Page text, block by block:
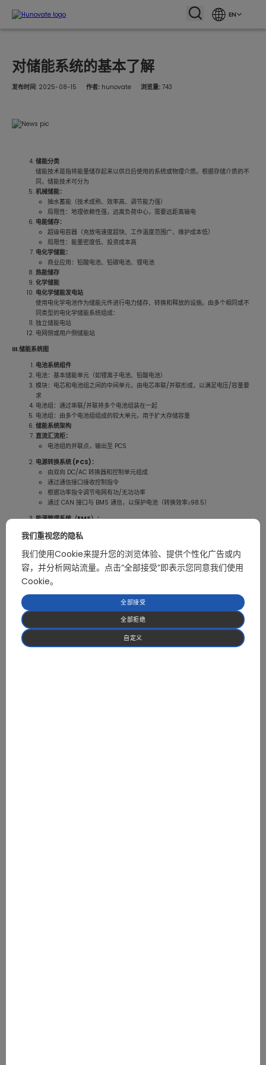
EN
对储能系统的基本了解
发布时间: 2025-08-15 作者: hunovate 浏览量: 743
储能分类
储能技术是指将能量储存起来以供日后使用的系统或物理介质。根据存储介质的不
同，储能技术可分为
机械储能：
抽水蓄能（技术成熟、效率高、调节能力强）
局限性：地理依赖性强，远离负荷中心，需要远距离输电
电能储存：
超级电容器（充放电速度超快、工作温度范围广、维护成本低）
局限性：能量密度低、投资成本高
电化学储能：
商业应用：铅酸电池、铅碳电池、锂电池
热能储存
化学储能
电化学储能发电站
使用电化学电池作为储能元件进行电力储存、转换和释放的设施。由多个相同或不
同类型的电化学储能系统组成：
独立储能电站
电网侧或用户侧储能站
III.储能系统图
电池系统组件
电池：基本储能单元（如锂离子电池、铅酸电池）
模块：电芯和电池组之间的中间单元，由电芯串联/并联形成，以满足电压/容量要
求
电池组：通过串联/并联将多个电池组装在一起
电池组：由多个电池组组成的较大单元，用于扩大存储容量
储能系统架构
直流汇流柜：
电池组的并联点，输出至 PCS
电源转换系统 (PCS)：
由双向 DC/AC 转换器和控制单元组成
通过通信接口接收控制指令
根据功率指令调节电网有功/无功功率
通过 CAN 接口与 BMS 通信，以保护电池（转换效率≥98.5）
能源管理系统（EMS）：
具有实时监控、数据分析和调度优化功能
电池管理系统 (BMS)：
三层架构：电池管理单元 → 群组管理 → 系统管理
根据 SOC 控制充电/放电
当参数超出限制（如电池过压/欠压）时触发断路器以确保安全
显示剩余能量（额定容量百分比）的 BMS 核心参数
计算：SOC = （剩余容量/额定容量）×100
例如：20kWh 电池剩余 12kWh = 60% SOC
免责声明：本内容仅供参考。所有视频、图片和文本均为非商业性内容。如有
我们重视您的隐私
我们使用Cookie来提升您的浏览体验、提供个性化广告或内
容，并分析网站流量。点击“全部接受”即表示您同意我们使用
Cookie。
自定义
全部拒绝
全部接受